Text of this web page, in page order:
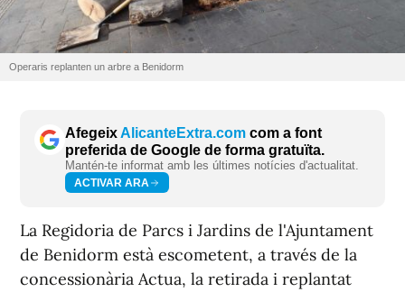
Operaris replanten un arbre a Benidorm
AfegeixAlicanteExtra.com com a font
preferida de Google de forma gratuïta.
Mantén-te informat amb les últimes notícies d'actualitat.
ACTIVAR ARA
La Regidoria de Parcs i Jardins de l'Ajuntament
de Benidorm està escometent, a través de la
concessionària Actua, la retirada i replantat